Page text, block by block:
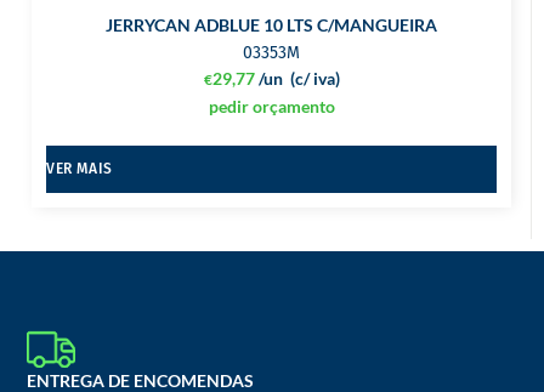
JERRYCAN ADBLUE 10 LTS C/MANGUEIRA
03353M
€29,77 (c/ iva)
/un
pedir orçamento
VER MAIS
ENTREGA DE ENCOMENDAS